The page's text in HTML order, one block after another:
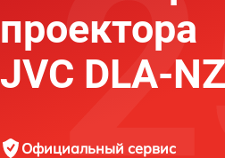
проектора
JVC DLA-
Официальный сервис